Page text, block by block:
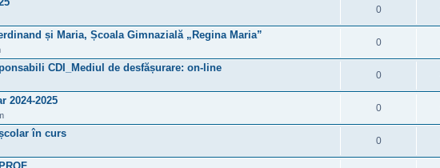
0
și Maria, Școala Gimnazială „Regina Maria”
0
CDI_Mediul de desfășurare: on-line
0
2024-2025
0
în curs
0